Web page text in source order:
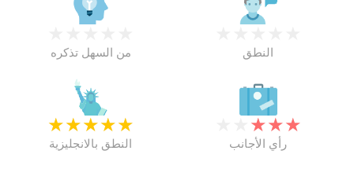
من السهل تذكره النطق
★
★
★
★
★
النطق بالانجليزية
★
★
★
رأي الأجانب